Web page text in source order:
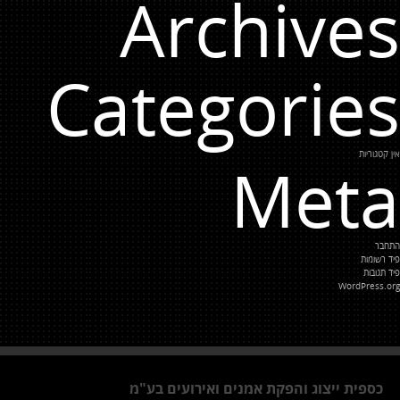
Archives
Categories
אין קטגוריות
Meta
התחבר
פיד רשומות
פיד תגובות
WordPress.org
כספית ייצוג והפקת אמנים ואירועים בע"מ